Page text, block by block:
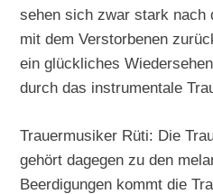
sehen sich zwar stark nach
mit dem Verstorbenen
ein glückliches
durch das instrumentale
Trauermusiker Rüti: Die
gehört dagegen zu den
Beerdigungen kommt die